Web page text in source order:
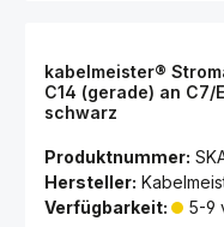
kabelmeister®
C14 (gerade) an C7/
schwarz
Produktnummer:
Hersteller:
Verfügbarkeit:
5-9